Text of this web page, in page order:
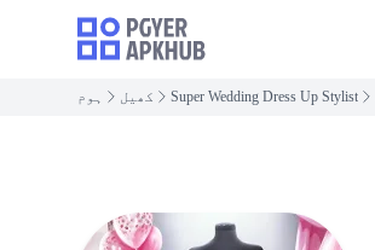
ہوم کھیل Super Wedding Dress Up Stylist